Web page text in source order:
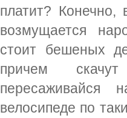
платит? Конечно,
возмущается
стоит бешеных
причем
велосипеде по